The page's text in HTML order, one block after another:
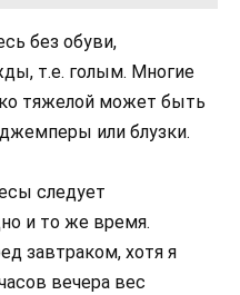
без обуви,
т.е. голым. Многие
тяжелой может быть
или блузки.
следует
и то же время.
завтраком, хотя я
вечера вес